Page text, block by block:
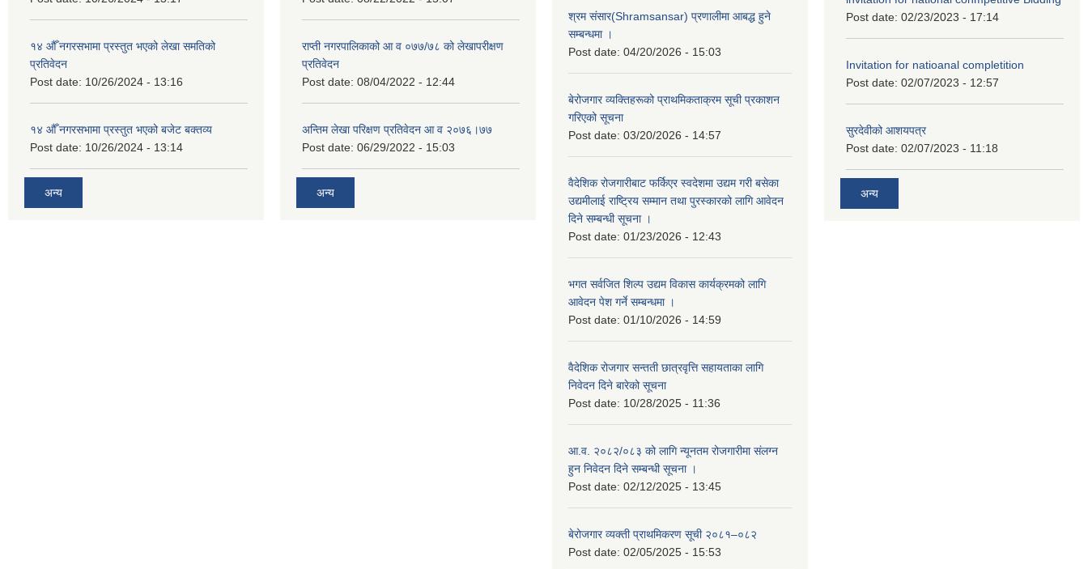
१४ औँ नगरसभामा प्रस्तुत भएको लेखा समतिको
प्रतिवेदन
Post date: 10/26/2024 - 13:16
१४ औँ नगरसभामा प्रस्तुत भएको बजेट बक्तव्य
Post date: 10/26/2024 - 13:14
अन्य
राप्ती नगरपालिकाको आ व ०७७/७८ को लेखापरीक्षण
प्रतिवेदन
Post date: 08/04/2022 - 12:44
अन्तिम लेखा परिक्षण प्रतिवेदन आ व २०७६।७७
Post date: 06/29/2022 - 15:03
अन्य
श्रम संसार(Shramsansar) प्रणालीमा आबद्ध हुने
सम्बन्धमा ।
Post date: 04/20/2026 - 15:03
बेरोजगार व्यक्तिहरूको प्राथमिकताक्रम सूची प्रकाशन
गरिएको सूचना
Post date: 03/20/2026 - 14:57
वैदेशिक रोजगारीबाट फर्किएर स्वदेशमा उद्यम गरी बसेका
उद्यमीलाई राष्ट्रिय सम्मान तथा पुरस्कारको लागि आवेदन
दिने सम्बन्धी सूचना ।
Post date: 01/23/2026 - 12:43
भगत सर्वजित शिल्प उद्यम विकास कार्यक्रमको लागि
आवेदन पेश गर्ने सम्बन्धमा ।
Post date: 01/10/2026 - 14:59
वैदेशिक रोजगार सन्तती छात्रवृत्ति सहायताका लागि
निवेदन दिने बारेको सूचना
Post date: 10/28/2025 - 11:36
आ.व. २०८२/०८३ को लागि न्यूनतम रोजगारीमा संलग्न
हुन निवेदन दिने सम्बन्धी सूचना ।
Post date: 02/12/2025 - 13:45
बेरोजगार व्यक्ती प्राथमिकरण सूची २०८१–०८२
Post date: 02/05/2025 - 15:53
Post date: 02/23/2023 - 17:14
Invitation for natioanal completition
Post date: 02/07/2023 - 12:57
सुरदेवीको आशयपत्र
Post date: 02/07/2023 - 11:18
अन्य